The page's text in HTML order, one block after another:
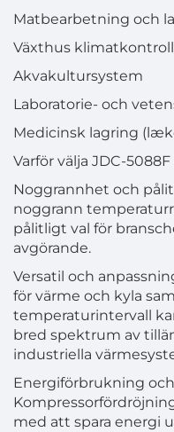
Matbearbetning och
Växthus klimatkontroll
Akvakultursystem
Laboratorie- och
Medicinsk lagring
Varför välja JDC-
Noggrannhet och
noggrann
pålitligt val för
avgörande.
Versatil och
för värme och kyla
temperaturintervall
bred spektrum av
industriella
Energiförbrukning
med att spara energi